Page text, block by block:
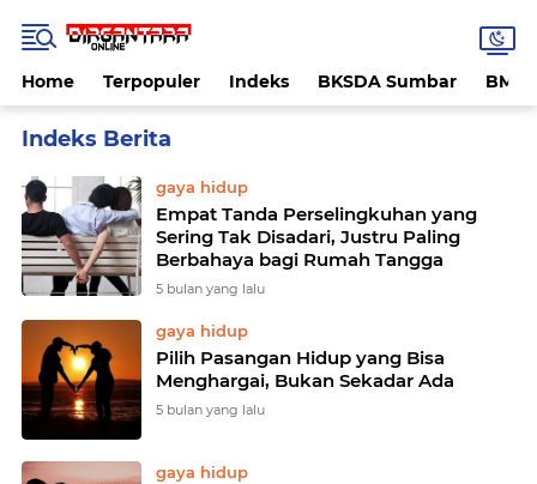
Home Terpopuler Indeks BKSDA Sumbar
gaya hidup
Empat Tanda Perselingkuhan yang
Sering Tak Disadari, Justru Paling
Berbahaya bagi Rumah Tangga
5 bulan yang lalu
gaya hidup
Pilih Pasangan Hidup yang Bisa
Menghargai, Bukan Sekadar Ada
5 bulan yang lalu
gaya hidup